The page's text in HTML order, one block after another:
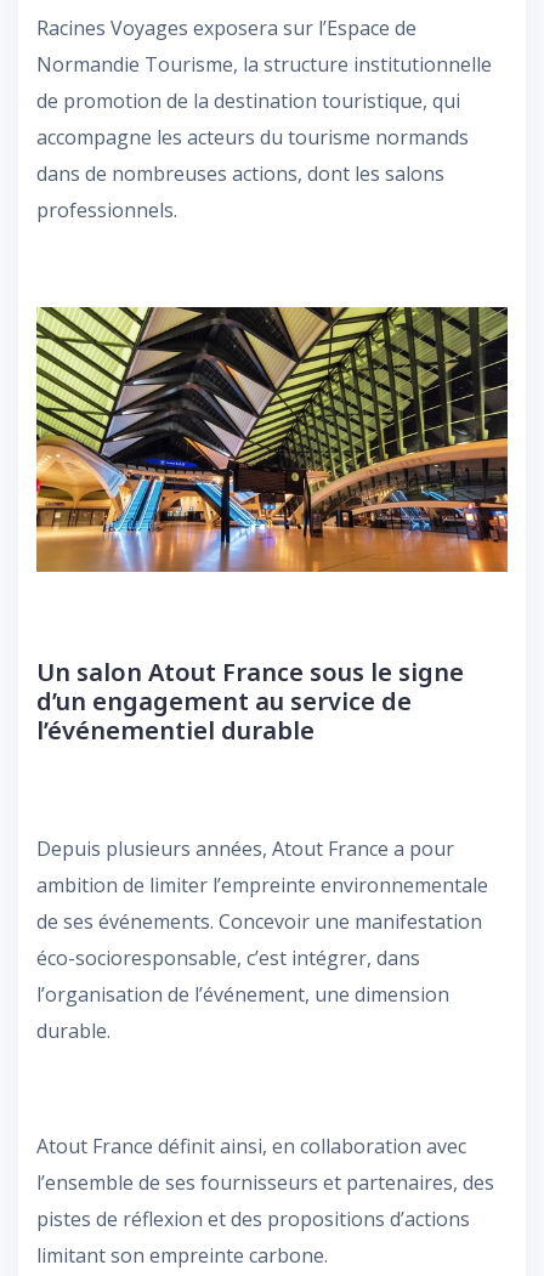
Racines Voyages exposera sur l’Espace de
Normandie Tourisme, la structure institutionnelle
de promotion de la destination touristique, qui
accompagne les acteurs du tourisme normands
dans de nombreuses actions, dont les salons
professionnels.
Un salon Atout France sous le signe
d’un engagement au service de
l’événementiel durable
Depuis plusieurs années, Atout France a pour
ambition de limiter l’empreinte environnementale
de ses événements. Concevoir une manifestation
éco-socioresponsable, c’est intégrer, dans
l’organisation de l’événement, une dimension
durable.
Atout France définit ainsi, en collaboration avec
l’ensemble de ses fournisseurs et partenaires, des
pistes de réflexion et des propositions d’actions
limitant son empreinte carbone.